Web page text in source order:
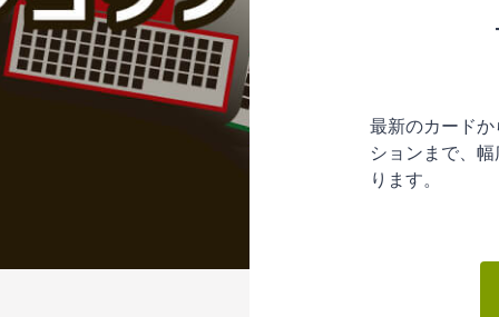
最新のカード
ションまで、
ります。